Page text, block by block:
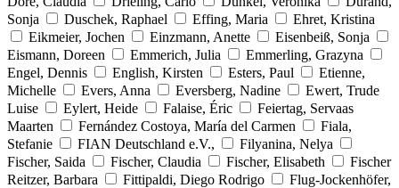
Sonja
Duschek, Raphael Effing, Maria
Ehret, Kristina
Eikmeier, Jochen
Einzmann, Anette
Eisenbeiß, Sonja
Eismann, Doreen
Emmerich, Julia
Emmerling, Grazyna
Engel, Dennis
English, Kirsten Esters, Paul
Etienne,
Michelle
Evers, Anna Eversberg, Nadine
Ewert, Trude
Luise
Eylert, Heide Falaise, Éric
Feiertag, Servaas
Maarten
Fernández Costoya, María del Carmen
Fiala,
Stefanie
FIAN Deutschland e.V.,
Filyanina, Nelya
Fischer, Saida
Fischer, Claudia Fischer, Elisabeth
Fischer
Reitzer, Barbara
Fittipaldi, Diego Rodrigo
Flug-Jockenhöfer,